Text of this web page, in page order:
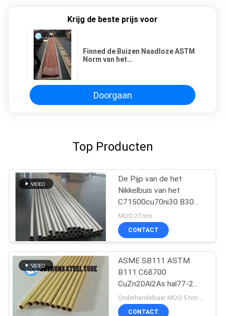
Krijg de beste prijs voor
Finned de Buizen Naadloze ASTM
Norm van het
Doorgaan
Top Producten
De Pijp van de het
Nikkelbuis van het
C71500cu70ni30 B30
C70600 Koper
MOQ:2Tons
CONTACT
ASME SB111 ASTM
B111 C68700
CuZn20Al2As hal77-2
Naadloze Koperpijp
CONTACT